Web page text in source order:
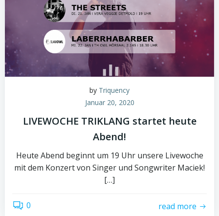
by Triquency
Januar 20, 2020
LIVEWOCHE TRIKLANG startet heute
Abend!
Heute Abend beginnt um 19 Uhr unsere Livewoche
mit dem Konzert von Singer und Songwriter Maciek!
[…]
0 read more